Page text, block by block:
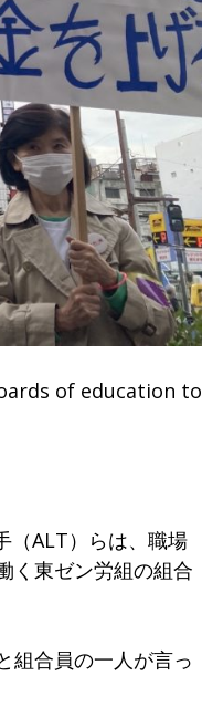
of education to
（ALT）らは、職場
く東ゼン労組の組合
組合員の一人が言っ